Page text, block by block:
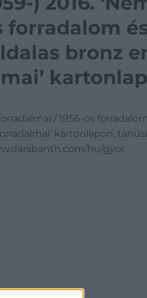
forradalom
bronz
/ 1956-os
kartonlapon,
hu/gyor